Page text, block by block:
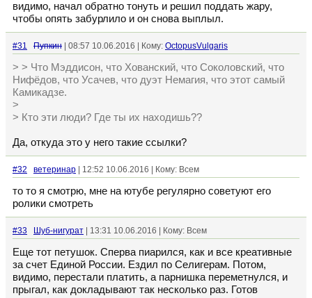
видимо, начал обратно тонуть и решил поддать жару,
чтобы опять забурлило и он снова выплыл.
#31 Пупкин | 08:57 10.06.2016 | Кому: OctopusVulgaris
> > Что Мэддисон, что Хованский, что Соколовский, что
Нифёдов, что Усачев, что дуэт Немагия, что этот самый
Камикадзе.
>
> Кто эти люди? Где ты их находишь??
Да, откуда это у него такие ссылки?
#32 ветеринар | 12:52 10.06.2016 | Кому: Всем
то то я смотрю, мне на ютубе регулярно советуют его
ролики смотреть
#33 Шуб-нигурат | 13:31 10.06.2016 | Кому: Всем
Еще тот петушок. Сперва пиарился, как и все креативные
за счет Единой России. Ездил по Селигерам. Потом,
видимо, перестали платить, а парнишка переметнулся, и
прыгал, как докладывают так несколько раз. Готов